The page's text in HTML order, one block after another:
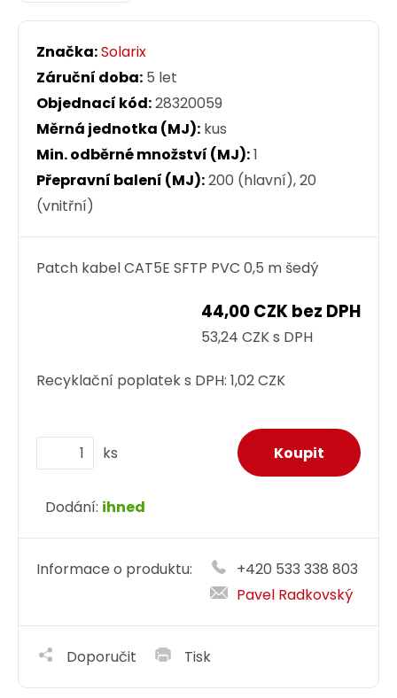
Značka:Solarix
Záruční doba: 5 let
Objednací kód:28320059
Měrná jednotka (MJ): kus
Min. odběrné množství (MJ):1
Přepravní balení (MJ):200 (hlavní), 20
(vnitřní)
Patch kabel CAT5E SFTP PVC 0,5 m šedý
44,00 CZK bez DPH
53,24 CZK s DPH
Recyklační poplatek s DPH: 1,02 CZK
ks
Dodání: ihned
Informace o produktu:
+420 533 338 803
Pavel Radkovský
Doporučit Tisk